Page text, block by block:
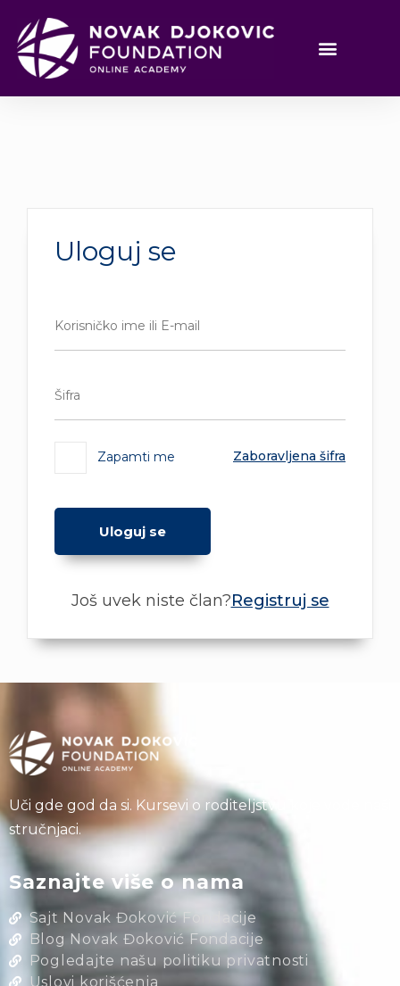
Uloguj se
Zapamti me Zaboravljena šifra
Još uvek niste član?Registruj se
Uči gde god da si. Kursevi o roditeljstvu koje vode naši
stručnjaci.
Saznajte više o nama
Sajt Novak Đoković Fondacije
Blog Novak Đoković Fondacije
Pogledajte našu politiku privatnosti
Uslovi korišćenja